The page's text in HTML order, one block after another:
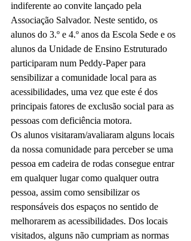
indiferente ao convite lançado pela
Associação Salvador. Neste sentido, os
alunos do 3.º e 4.º anos da Escola Sede e os
alunos da Unidade de Ensino Estruturado
participaram num Peddy-Paper para
sensibilizar a comunidade local para as
acessibilidades, uma vez que este é dos
principais fatores de exclusão social para as
pessoas com deficiência motora.
Os alunos visitaram/avaliaram alguns locais
da nossa comunidade para perceber se uma
pessoa em cadeira de rodas consegue entrar
em qualquer lugar como qualquer outra
pessoa, assim como sensibilizar os
responsáveis dos espaços no sentido de
melhorarem as acessibilidades. Dos locais
visitados, alguns não cumpriam as normas